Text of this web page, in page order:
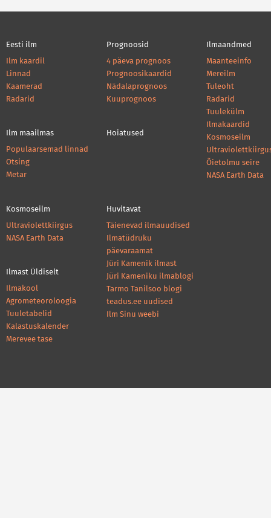
Eesti ilm
Ilm kaardil
Linnad
Kaamerad
Radarid
Ilm maailmas
Populaarsemad linnad
Otsing
Metar
Prognoosid
4 päeva prognoos
Prognoosikaardid
Nädalaprognoos
Kuuprognoos
Hoiatused
Ilmaandmed
Maanteeinfo
Mereilm
Tuleoht
Radarid
Tuulekülm
Ilmakaardid
Kosmoseilm
Õietolmu seire
NASA Earth Data
Kosmoseilm
Ultraviolettkiirgus
NASA Earth Data
Ilmast Üldiselt
Ilmakool
Agrometeoroloogia
Tuuletabelid
Kalastuskalender
Merevee tase
Huvitavat
Täienevad ilmauudised
Ilmatüdruku
päevaraamat
Jüri Kamenik ilmast
Jüri Kameniku ilmablogi
Tarmo Tanilsoo blogi
teadus.ee uudised
Ilm Sinu weebi